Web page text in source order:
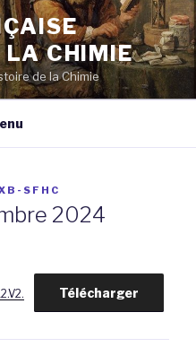
LA CHIMIE
de la Chimie
SFHC
2024
Télécharger